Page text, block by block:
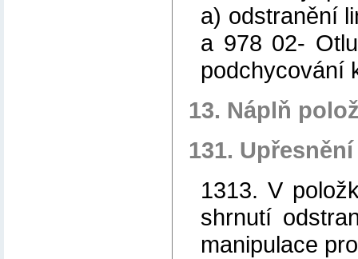
a) odstranění
a 978 02-
podchycování
13. Náplň
131.
1313. V
shrnutí
manipulace